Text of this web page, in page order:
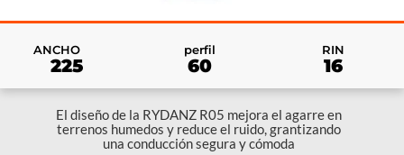
ANCHO
225
perfil
60
RIN
16
El diseño de la RYDANZ R05 mejora el agarre en
terrenos humedos y reduce el ruido, grantizando
una conducción segura y cómoda